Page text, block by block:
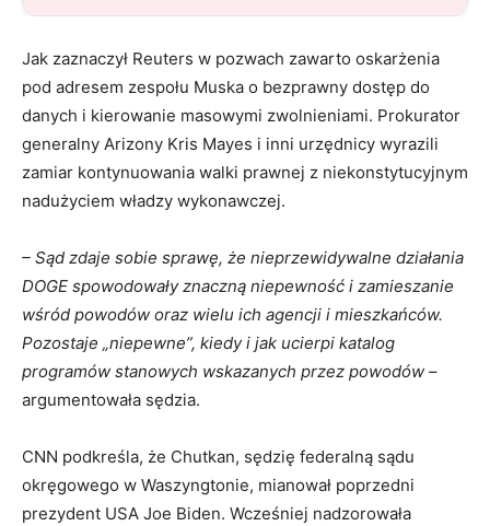
Jak zaznaczył Reuters w pozwach zawarto oskarżenia
pod adresem zespołu Muska o bezprawny dostęp do
danych i kierowanie masowymi zwolnieniami. Prokurator
generalny Arizony Kris Mayes i inni urzędnicy wyrazili
zamiar kontynuowania walki prawnej z niekonstytucyjnym
nadużyciem władzy wykonawczej.
– Sąd zdaje sobie sprawę, że nieprzewidywalne działania
DOGE spowodowały znaczną niepewność i zamieszanie
wśród powodów oraz wielu ich agencji i mieszkańców.
Pozostaje „niepewne”, kiedy i jak ucierpi katalog
programów stanowych wskazanych przez powodów –
argumentowała sędzia.
CNN podkreśla, że Chutkan, sędzię federalną sądu
okręgowego w Waszyngtonie, mianował poprzedni
prezydent USA Joe Biden. Wcześniej nadzorowała